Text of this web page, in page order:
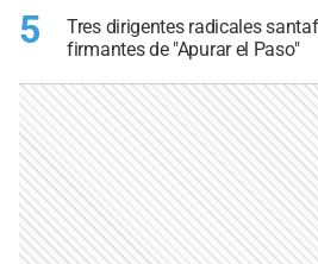
5
Tres dirigentes radicales
firmantes de "Apurar el Paso"